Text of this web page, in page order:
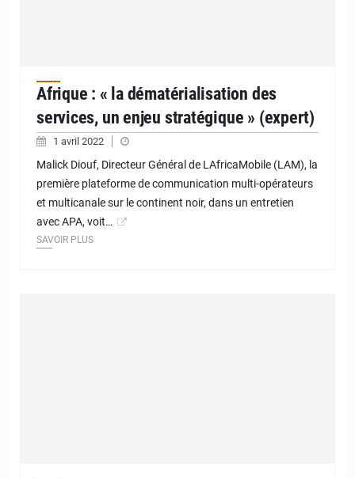
Afrique : « la dématérialisation des
services, un enjeu stratégique » (expert)
1 avril 2022
Malick Diouf, Directeur Général de LAfricaMobile (LAM), la
première plateforme de communication multi-opérateurs
et multicanale sur le continent noir, dans un entretien
avec APA, voit…
SAVOIR PLUS